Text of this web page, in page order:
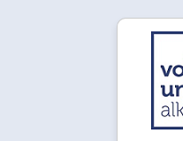
Skip
content